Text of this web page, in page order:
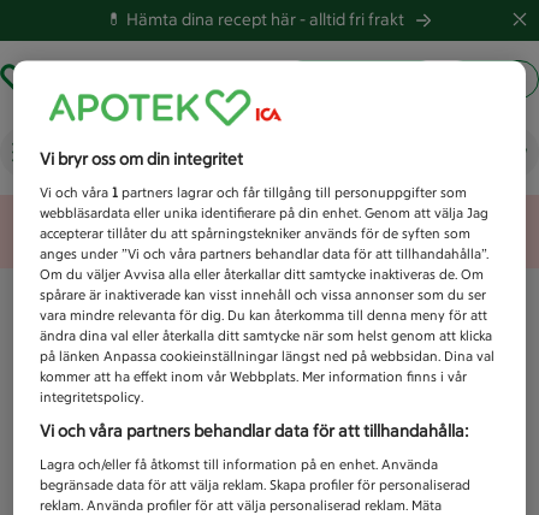
💊 Hämta dina recept här -alltid fri frakt
Vad letar du efter idag?
Unknown error
Vi bryr oss om din integritet
Vi och våra1 partners lagrar och får tillgång till personuppgifter som
webbläsardata eller unika identifierare på din enhet. Genom att välja Jag
accepterar tillåter du att spårningstekniker används för de syften som
anges under ”Vi och våra partners behandlar data för att tillhandahålla”.
Om du väljer Avvisa alla eller återkallar ditt samtycke inaktiveras de. Om
spårare är inaktiverade kan visst innehåll och vissa annonser som du ser
vara mindre relevanta för dig. Du kan återkomma till denna meny för att
ändra dina val eller återkalla ditt samtycke när som helst genom att klicka
på länken Anpassa cookieinställningar längst ned på webbsidan. Dina val
kommer att ha effekt inom vår Webbplats. Mer information finns i vår
integritetspolicy.
Vi och våra partners behandlar data för att tillhandahålla:
Lagra och/eller få åtkomst till information på en enhet. Använda
begränsade data för att välja reklam. Skapa profiler för personaliserad
reklam. Använda profiler för att välja personaliserad reklam. Mäta